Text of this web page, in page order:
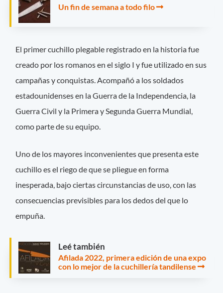
Un fin de semana a todo filo
El primer cuchillo plegable registrado en la historia fue
creado por los romanos en el siglo I y fue utilizado en sus
campañas y conquistas. Acompañó a los soldados
estadounidenses en la Guerra de la Independencia, la
Guerra Civil y la Primera y Segunda Guerra Mundial,
como parte de su equipo.
Uno de los mayores inconvenientes que presenta este
cuchillo es el riego de que se pliegue en forma
inesperada, bajo ciertas circunstancias de uso, con las
consecuencias previsibles para los dedos del que lo
empuña.
Leé también
Afilada 2022, primera edición de una expo
con lo mejor de la cuchillería tandilense